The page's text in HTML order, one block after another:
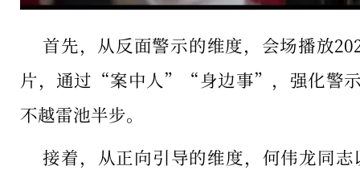
首先，从反面警示的维度，会场播放
片，通过“案中人”“身边事”，强化警
不越雷池半步。
接着，从正向引导的维度，何伟龙同